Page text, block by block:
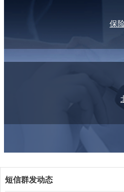
保
短信群发动态